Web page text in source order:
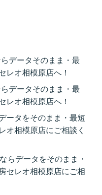
データそのまま・最
レオ相模原店へ！
データそのまま・最
レオ相模原店へ！
ータをそのまま・最短
オ相模原店にご相談く
らデータをそのまま・
セレオ相模原店にご相